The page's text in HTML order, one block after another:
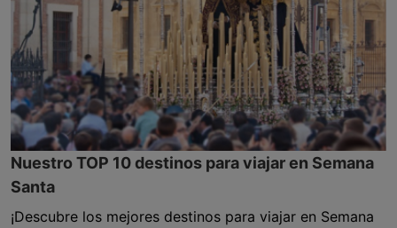
Nuestro TOP 10 destinos para viajar en Semana
Santa
¡Descubre los mejores destinos para viajar en Semana